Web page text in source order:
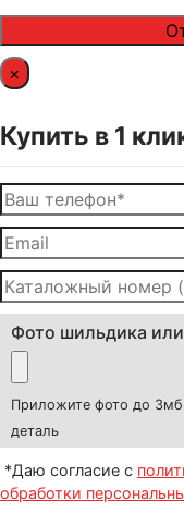
×
Купить в 1
Фото шильдика
Приложите фото до
деталь
*Даю согласие с
обработки